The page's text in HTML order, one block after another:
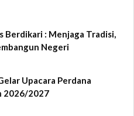
Berdikari : Menjaga Tradisi,
Negeri
Upacara Perdana
2026/2027